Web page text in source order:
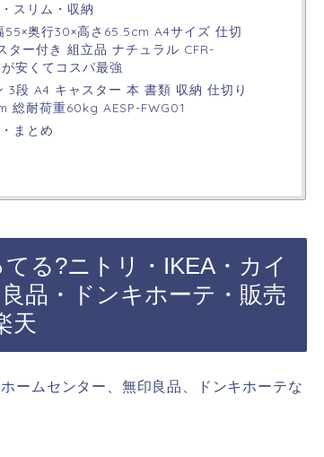
スリム・収納
奥行30×高さ65.5cm A4サイズ 仕切
ター付き 組立品 ナチュラル CFR-
安くてコスパ最強
3段 A4 キャスター 本 書類 収納 仕切り
総耐荷重60kg AESP-FWG01
まとめ
る?ニトリ・IKEA・カイ
品・ドンキホーテ・販売
天
ームセンター、無印良品、ドンキホーテな